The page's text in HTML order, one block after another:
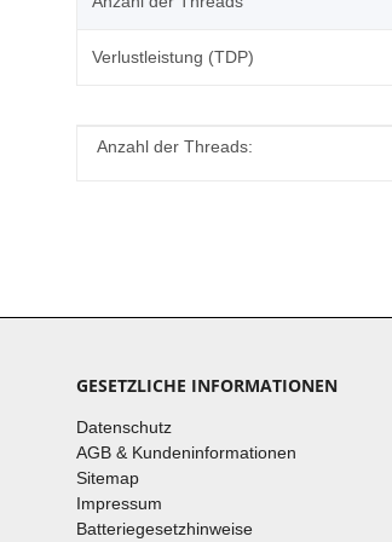
Verlustleistung (TDP)
Produkteigenschaft
Wert
Anzahl der Threads:
GESETZLICHE INFORMATIONEN
Datenschutz
AGB & Kundeninformationen
Sitemap
Impressum
Batteriegesetzhinweise